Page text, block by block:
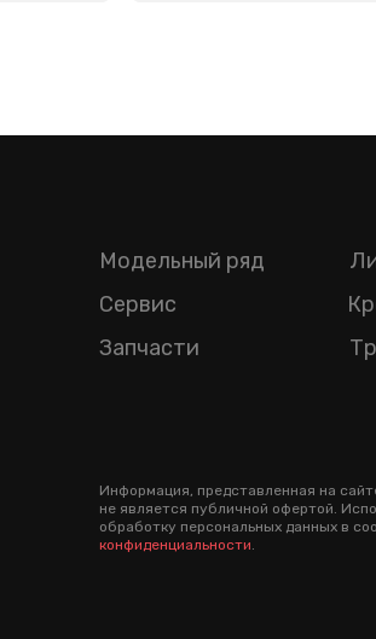
Модельный ряд
Сервис
Запчасти
Информация, представленная на
не является публичной офертой.
обработку персональных данных в
конфиденциальности.